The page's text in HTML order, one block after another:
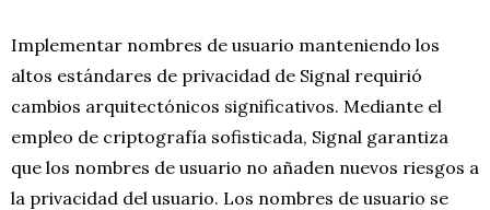
Implementar nombres de usuario manteniendo los
altos estándares de privacidad de Signal requirió
cambios arquitectónicos significativos. Mediante el
empleo de criptografía sofisticada, Signal garantiza
que los nombres de usuario no añaden nuevos riesgos a
la privacidad del usuario. Los nombres de usuario se